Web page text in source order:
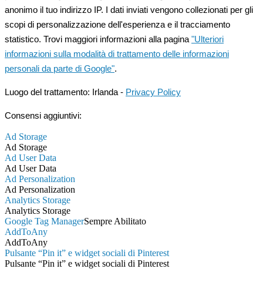
anonimo il tuo indirizzo IP. I dati inviati vengono collezionati per gli
scopi di personalizzazione dell'esperienza e il tracciamento
statistico. Trovi maggiori informazioni alla pagina"Ulteriori
informazioni sulla modalità di trattamento delle informazioni
personali da parte di Google".
Luogo del trattamento: Irlanda - Privacy Policy
Consensi aggiuntivi:
Ad Storage
Ad Storage
Ad User Data
Ad User Data
Ad Personalization
Ad Personalization
Analytics Storage
Analytics Storage
Google Tag ManagerSempre Abilitato
AddToAny
AddToAny
Pulsante “Pin it” e widget sociali di Pinterest
Pulsante “Pin it” e widget sociali di Pinterest